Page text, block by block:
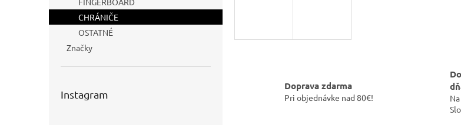
CHRÁNIČE
OSTATNÉ
Značky
Instagram
Doprava zdarma
Pri objednávke nad 80€!